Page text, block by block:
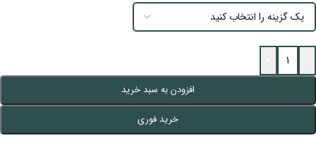
افزودن به سبد خرید
خرید فوری